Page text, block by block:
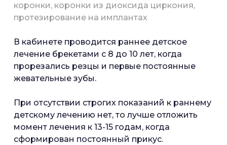
коронки, коронки из диоксида циркония,
протезирование на имплантах
В кабинете проводится раннее детское
лечение брекетами с 8 до 10 лет, когда
прорезались резцы и первые постоянные
жевательные зубы.
При отсутствии строгих показаний к раннему
детскому лечению нет, то лучше отложить
момент лечения к 13-15 годам, когда
сформирован постоянный прикус.